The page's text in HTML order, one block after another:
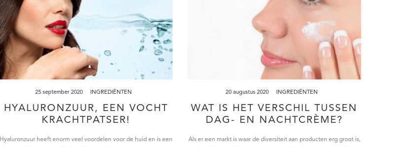
25 september 2020 INGREDIËNTEN
HYALURONZUUR, EEN VOCHT
KRACHTPATSER!
Hyaluronzuur heeft enorm veel voordelen voor de huid en is een
20 augustus 2020 INGREDIËNTEN
WAT IS HET VERSCHIL TUSSEN
DAG- EN NACHTCRÈME?
Als er een markt is waar de diversiteit aan producten erg groot is,